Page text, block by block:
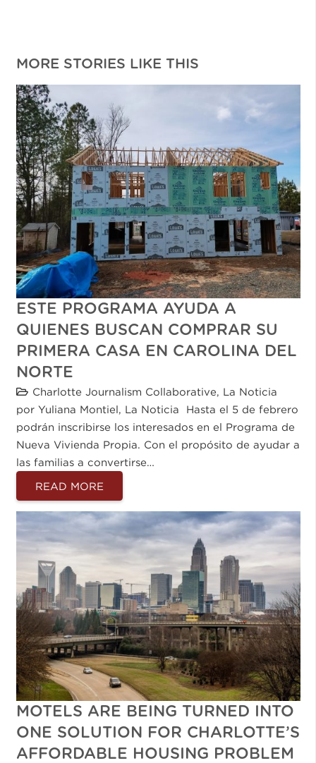
MORE STORIES LIKE THIS
ESTE PROGRAMA AYUDA A
QUIENES BUSCAN COMPRAR SU
PRIMERA CASA EN CAROLINA DEL
NORTE
Charlotte Journalism Collaborative
La Noticia
por Yuliana Montiel, La Noticia Hasta el 5 de febrero
podrán inscribirse los interesados en el Programa de
Nueva Vivienda Propia. Con el propósito de ayudar a
las familias a convertirse…
READ MORE
MOTELS ARE BEING TURNED INTO
ONE SOLUTION FOR CHARLOTTE’S
AFFORDABLE HOUSING PROBLEM